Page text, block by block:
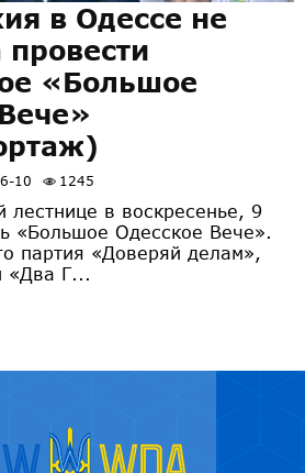
в Одессе не
«Большое
10 1245
лестнице в воскресенье, 9
«Большое Одесское Вече».
партия «Доверяй делам»,
«Два Г...